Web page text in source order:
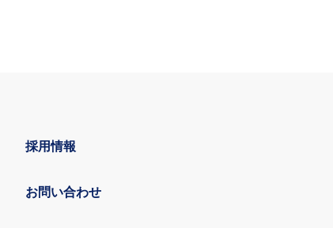
採用情報
お問い合わせ